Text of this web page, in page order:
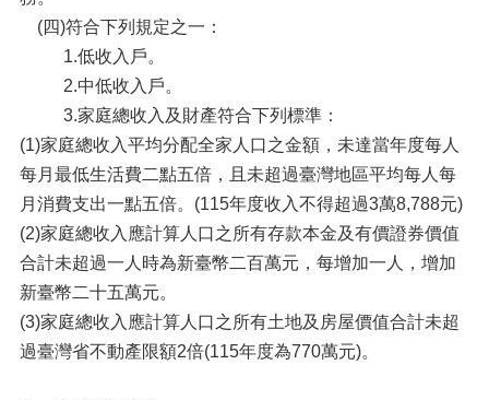
(四)符合下列規定之一：
1.低收入戶。
2.中低收入戶。
3.家庭總收入及財產符合下列標準：
(1)家庭總收入平均分配全家人口之金額，未達當年度每人
每月最低生活費二點五倍，且未超過臺灣地區平均每人每
月消費支出一點五倍。(115年度收入不得超過3萬8,788元)
(2)家庭總收入應計算人口之所有存款本金及有價證券價值
合計未超過一人時為新臺幣二百萬元，每增加一人，增加
新臺幣二十五萬元。
(3)家庭總收入應計算人口之所有土地及房屋價值合計未超
過臺灣省不動產限額2倍(115年度為770萬元)。